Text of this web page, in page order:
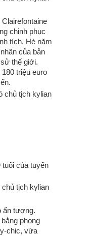
chinh phục
tích. Hè năm
của bản
thế giới.
triệu euro
tuổi của tuyển
ấn tượng.
phong
chic, vừa